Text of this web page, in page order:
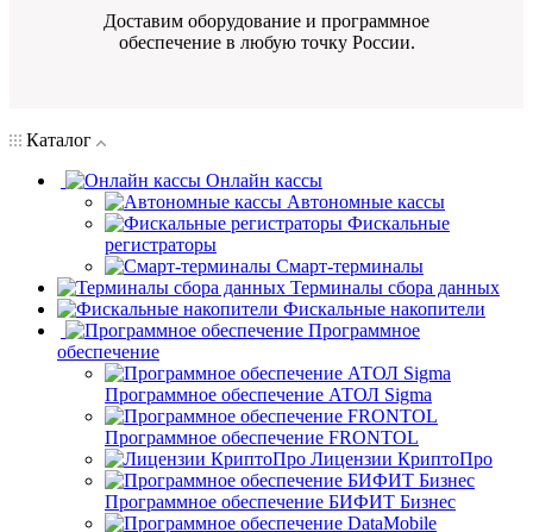
Доставим оборудование и программное
обеспечение в любую точку России.
Каталог
Онлайн кассы
Автономные кассы
Фискальные
регистраторы
Смарт-терминалы
Терминалы сбора данных
Фискальные накопители
Программное
обеспечение
Программное обеспечение АТОЛ Sigma
Программное обеспечение FRONTOL
Лицензии КриптоПро
Программное обеспечение БИФИТ Бизнес